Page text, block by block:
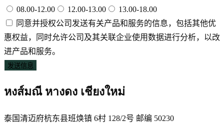
08.00-12.00
12.00-13.00
13.00-18.00
同意并授权公司发送有关产品和服务的信息，包括其他优
惠权益，同时允许公司及其关联企业使用数据进行分析，以改
进产品和服务。
发送信息
หงส์มณี หางดง เชียงใหม่
泰国清迈府杭东县班焕镇 6村 128/2号 邮编 50230